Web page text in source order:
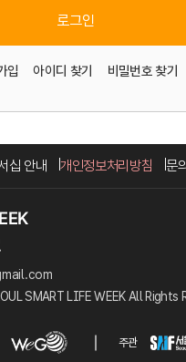
로그인
입 아이디 찾기 비밀번호 찾기
십 안내 개인정보처리방침 문
SMART LIFE WEEK All Rights
주관